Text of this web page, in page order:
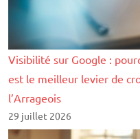
Visibilité sur Google :
est le meilleur levier de
l’Arrageois
29 juillet 2026